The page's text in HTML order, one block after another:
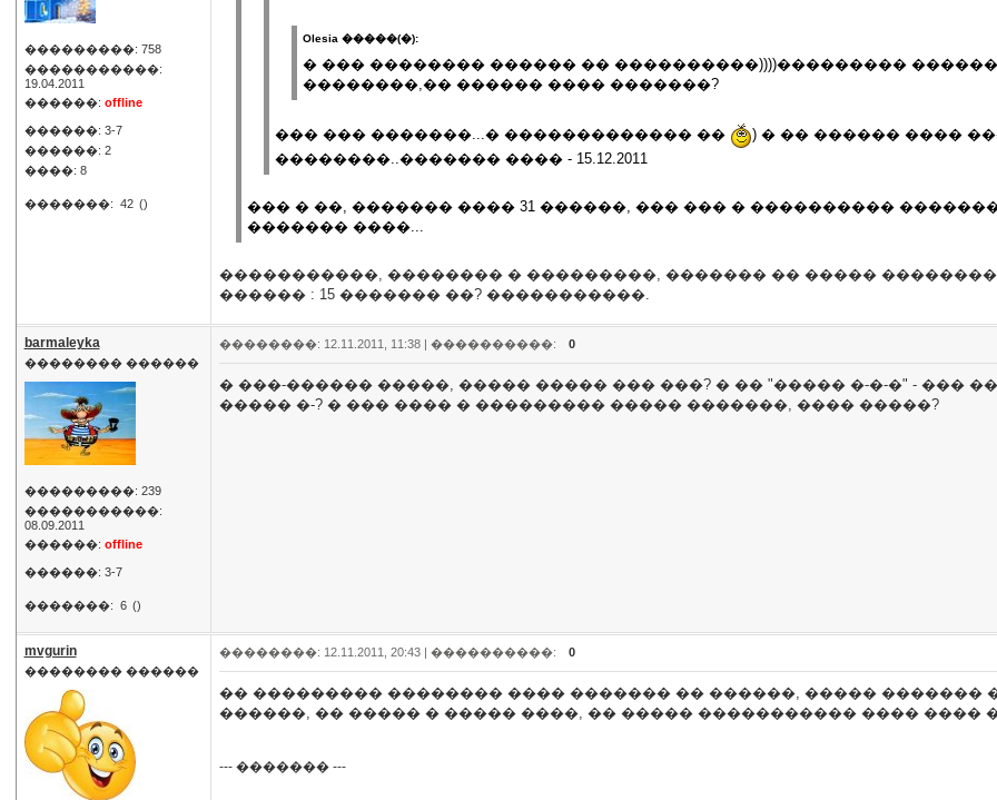
���������: 758
�����������:
19.04.2011
������: offline
������: 3-7
������: 2
����: 8
�������: 42 ()
Olesia �����(�):
� ��� �������� ������ �� ����������))))���������
��������,�� ������ ���� �������?
��� ��� �������...� ������������� ��
) � �� ������ ����
��������..������� ���� - 15.12.2011
��� � ��, ������� ���� 31 ������, ��� ��� � ����������
������� ����...
�����������, �������� � ���������, ������� �� �����
������ : 15 ������� ��? �����������.
barmaleyka
�������� ������
���������: 239
�����������:
08.09.2011
������: offline
������: 3-7
�������: 6 ()
��������: 12.11.2011, 11:38 | ����������: 0
� ���-������ �����, ����� ����� ��� ���? � �� "����� �-�-�" - ���
����� �-? � ��� ���� � ��������� ����� �������, ���� �����?
mvgurin
�������� ������
��������: 12.11.2011, 20:43 | ����������: 0
�� ��������� �������� ���� ������� �� ������, ����� �������
������, �� ����� � ����� ����, �� ����� ����������� ���� ����
--- ������� ---